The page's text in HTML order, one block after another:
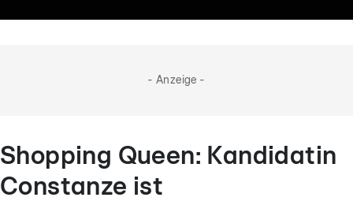
- Anzeige -
Shopping Queen: Kandidatin
Constanze ist